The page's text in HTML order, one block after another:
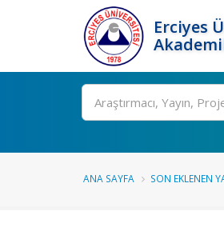
Erciyes
Ara
ANA SAYFA SON EKLENEN